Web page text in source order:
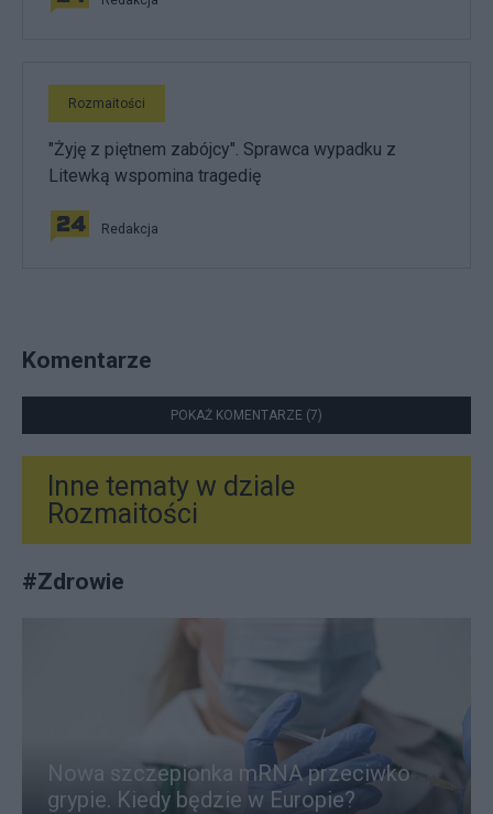
Rozmaitości
"Żyję z piętnem zabójcy". Sprawca wypadku z
Litewką wspomina tragedię
Redakcja
Komentarze
POKAŻ KOMENTARZE (7)
Inne tematy w dziale
Rozmaitości
#Zdrowie
Nowa szczepionka mRNA przeciwko
grypie. Kiedy będzie w Europie?